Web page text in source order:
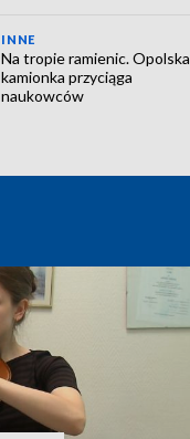
INNE
Na tropie ramienic. Opolska
kamionka przyciąga
naukowców